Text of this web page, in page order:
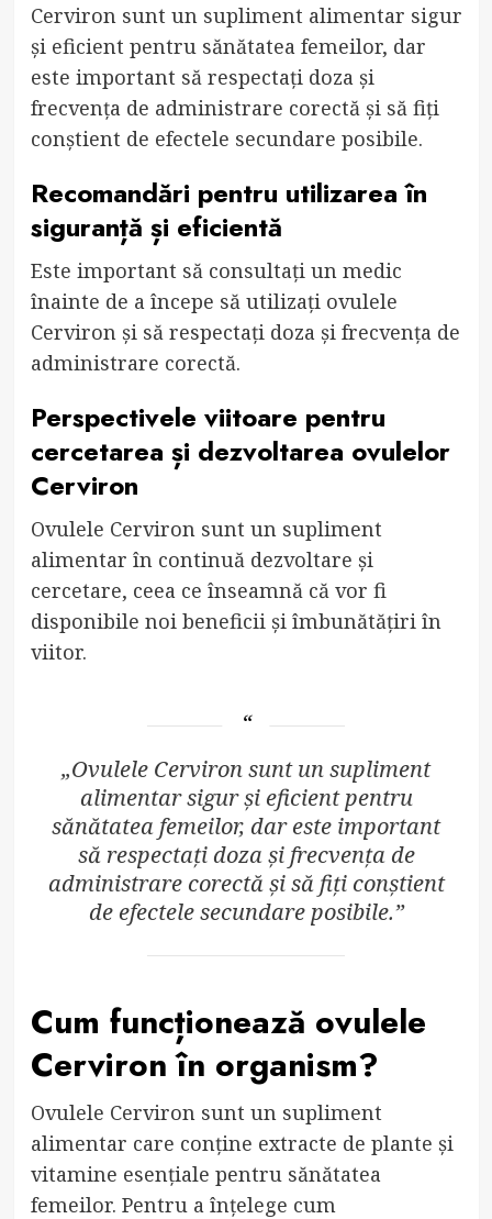
Cerviron sunt un supliment alimentar sigur
și eficient pentru sănătatea femeilor, dar
este important să respectați doza și
frecvența de administrare corectă și să fiți
conștient de efectele secundare posibile.
Recomandări pentru utilizarea în
siguranță și eficientă
Este important să consultați un medic
înainte de a începe să utilizați ovulele
Cerviron și să respectați doza și frecvența de
administrare corectă.
Perspectivele viitoare pentru
cercetarea și dezvoltarea ovulelor
Cerviron
Ovulele Cerviron sunt un supliment
alimentar în continuă dezvoltare și
cercetare, ceea ce înseamnă că vor fi
disponibile noi beneficii și îmbunătățiri în
viitor.
„Ovulele Cerviron sunt un supliment
alimentar sigur și eficient pentru
sănătatea femeilor, dar este important
să respectați doza și frecvența de
administrare corectă și să fiți conștient
de efectele secundare posibile.”
Cum funcționează ovulele
Cerviron în organism?
Ovulele Cerviron sunt un supliment
alimentar care conține extracte de plante și
vitamine esențiale pentru sănătatea
femeilor. Pentru a înțelege cum